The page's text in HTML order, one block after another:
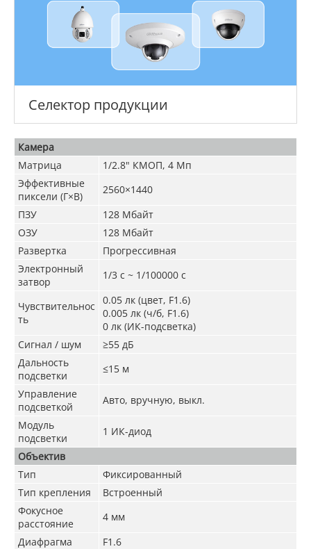
Селектор продукции
Камера
Матрица
1/2.8" КМОП, 4 Мп
Эффективные
пиксели (Г×В)
2560×1440
ПЗУ
128 Мбайт
ОЗУ
128 Мбайт
Развертка
Прогрессивная
Электронный
затвор
1/3 с ~ 1/100000 с
Чувствительнос
ть
0.05 лк (цвет, F1.6)
0.005 лк (ч/б, F1.6)
0 лк (ИК-подсветка)
Сигнал / шум
≥55 дБ
Дальность
подсветки
≤15 м
Управление
подсветкой
Авто, вручную, выкл.
Модуль
подсветки
1 ИК-диод
Объектив
Тип
Фиксированный
Тип крепления
Встроенный
Фокусное
расстояние
4 мм
Диафрагма
F1.6